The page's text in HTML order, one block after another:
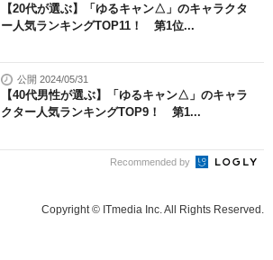
【20代が選ぶ】「ゆるキャン△」のキャラクタ
ー人気ランキングTOP11！ 第1位...
公開 2024/05/31
【40代男性が選ぶ】「ゆるキャン△」のキャラ
クター人気ランキングTOP9！ 第1...
Recommended by
Copyright © ITmedia Inc. All Rights Reserved.